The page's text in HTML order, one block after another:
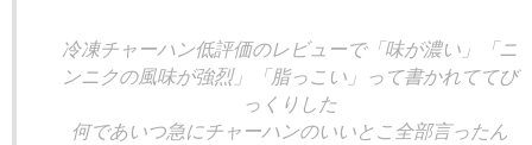
冷凍チャーハン低評価のレビューで「味が濃い」「ニ
ンニクの風味が強烈」「脂っこい」って書かれててび
っくりした
何であいつ急にチャーハンのいいとこ全部言ったん